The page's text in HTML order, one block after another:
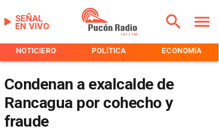
EN VIVO
SEÑAL
NOTICIERO POLÍTICA ECONOMÍA
Condenan a exalcalde de
Rancagua por cohecho y
fraude